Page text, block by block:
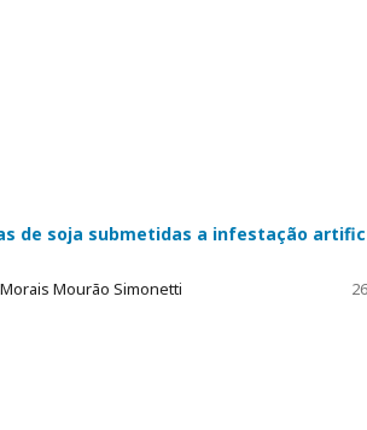
de soja submetidas a infestação
Mourão Simonetti